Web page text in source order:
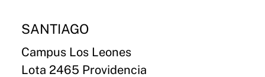
SANTIAGO
Campus Los Leones
Lota 2465 Providencia